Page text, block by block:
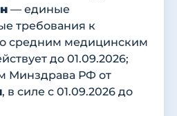
— единые
требования к
средним медицинским
до 01.09.2026;
Минздрава РФ от
, в силе с 01.09.2026 до